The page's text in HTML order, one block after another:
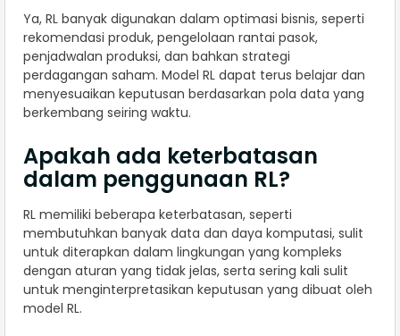
Ya, RL banyak digunakan dalam optimasi bisnis, seperti
rekomendasi produk, pengelolaan rantai pasok,
penjadwalan produksi, dan bahkan strategi
perdagangan saham. Model RL dapat terus belajar dan
menyesuaikan keputusan berdasarkan pola data yang
berkembang seiring waktu.
Apakah ada keterbatasan
dalam penggunaan RL?
RL memiliki beberapa keterbatasan, seperti
membutuhkan banyak data dan daya komputasi, sulit
untuk diterapkan dalam lingkungan yang kompleks
dengan aturan yang tidak jelas, serta sering kali sulit
untuk menginterpretasikan keputusan yang dibuat oleh
model RL.